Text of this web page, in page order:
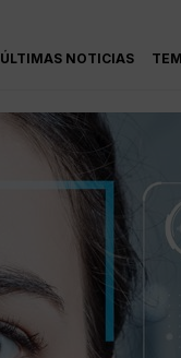
ÚLTIMAS NOTICIAS